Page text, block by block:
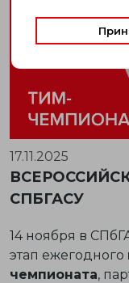
17.11.2025
СПБГАСУ
14 ноября в
этап ежегодного
чемпионата,